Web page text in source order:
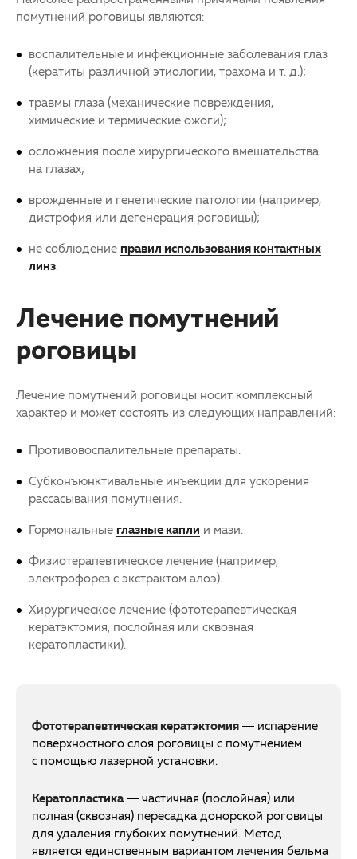
помутнений роговицы являются:
воспалительные и инфекционные заболевания глаз
(кератиты различной этиологии, трахома и т. д.);
травмы глаза (механические повреждения,
химические и термические ожоги);
осложнения после хирургического вмешательства
на глазах;
врожденные и генетические патологии (например,
дистрофия или дегенерация роговицы);
не соблюдение правил использования контактных
линз.
Лечение помутнений
роговицы
Лечение помутнений роговицы носит комплексный
характер и может состоять из следующих направлений:
Противовоспалительные препараты.
Субконъюнктивальные инъекции для ускорения
рассасывания помутнения.
Гормональные глазные капли и мази.
Физиотерапевтическое лечение (например,
электрофорез с экстрактом алоэ).
Хирургическое лечение (фототерапевтическая
кератэктомия, послойная или сквозная
кератопластики).
Фототерапевтическая кератэктомия — испарение
поверхностного слоя роговицы с помутнением
с помощью лазерной установки.
Кератопластика— частичная (послойная) или
полная (сквозная) пересадка донорской роговицы
для удаления глубоких помутнений. Метод
является единственным вариантом лечения бельма